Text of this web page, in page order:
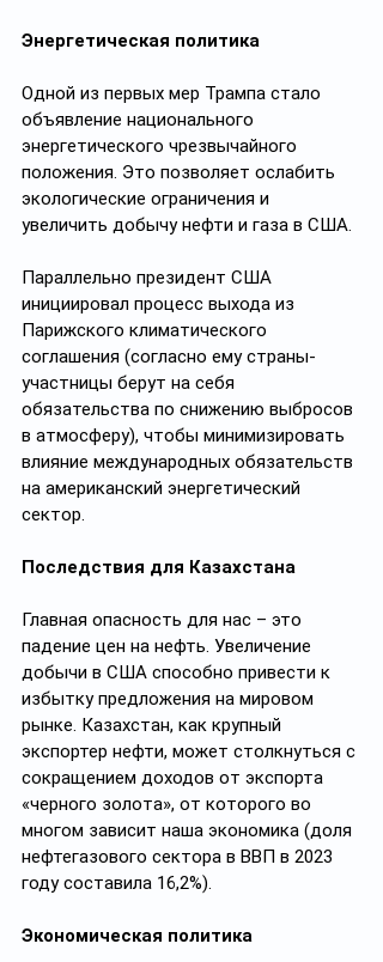
Энергетическая политика
Одной из первых мер Трампа стало
объявление национального
энергетического чрезвычайного
положения. Это позволяет ослабить
экологические ограничения и
увеличить добычу нефти и газа в США.
Параллельно президент США
инициировал процесс выхода из
Парижского климатического
соглашения (согласно ему страны-
участницы берут на себя
обязательства по снижению выбросов
в атмосферу), чтобы минимизировать
влияние международных обязательств
на американский энергетический
сектор.
Последствия для Казахстана
Главная опасность для нас – это
падение цен на нефть. Увеличение
добычи в США способно привести к
избытку предложения на мировом
рынке. Казахстан, как крупный
экспортер нефти, может столкнуться с
сокращением доходов от экспорта
«черного золота», от которого во
многом зависит наша экономика (доля
нефтегазового сектора в ВВП в 2023
году составила 16,2%).
Экономическая политика